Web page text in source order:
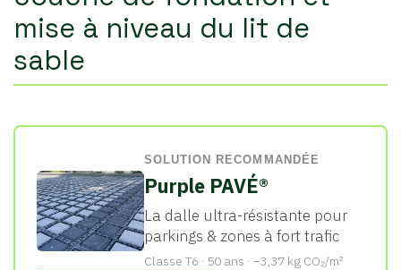
mise à niveau du lit de
sable
SOLUTION RECOMMANDÉE
Purple PAVÉ®
La dalle ultra-résistante pour
parkings & zones à fort trafic
Classe T6 · 50 ans · −3,37 kg CO₂/m²